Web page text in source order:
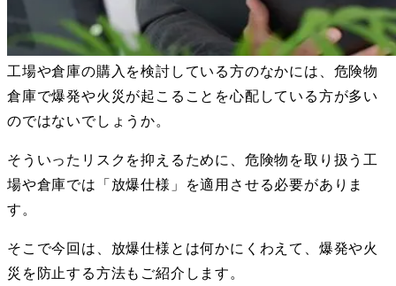
工場や倉庫の購入を検討している方のなかには、危険物
倉庫で爆発や火災が起こることを心配している方が多い
のではないでしょうか。
そういったリスクを抑えるために、危険物を取り扱う工
場や倉庫では「放爆仕様」を適用させる必要がありま
す。
そこで今回は、放爆仕様とは何かにくわえて、爆発や火
災を防止する方法もご紹介します。